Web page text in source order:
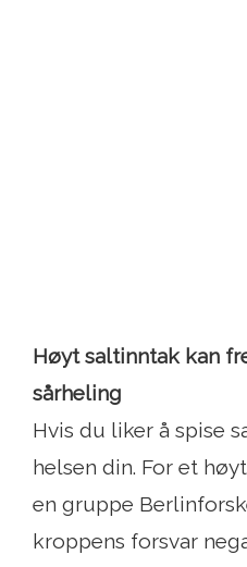
Høyt saltinntak kan
sårheling
Hvis du liker å spise
helsen din. For et
en gruppe
kroppens forsvar